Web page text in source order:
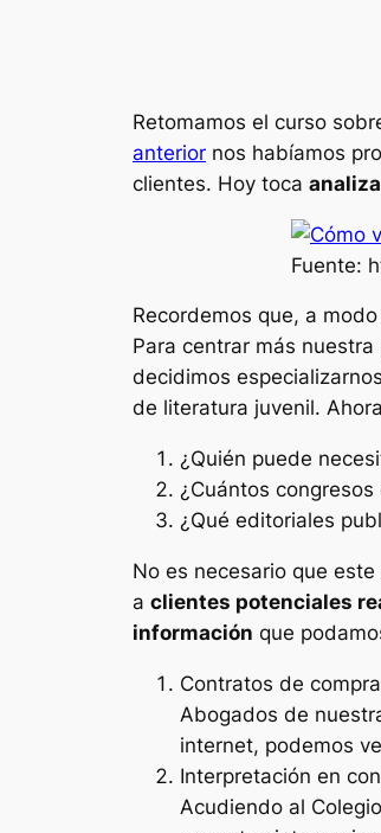
Retomamos el curso
anterior nos habíamos
clientes. Hoy toca
Fuente:
Recordemos que, a
Para centrar más
decidimos
de literatura juvenil.
¿Quién puede
¿Cuántos
¿Qué editoriales
No es necesario que
a clientes potenciales
información que
Contratos de
Abogados de
internet, podemos
Interpretación en
Acudiendo al